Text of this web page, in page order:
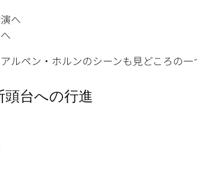
へ
ルペン・ホルンのシーンも見どころの
台への行進